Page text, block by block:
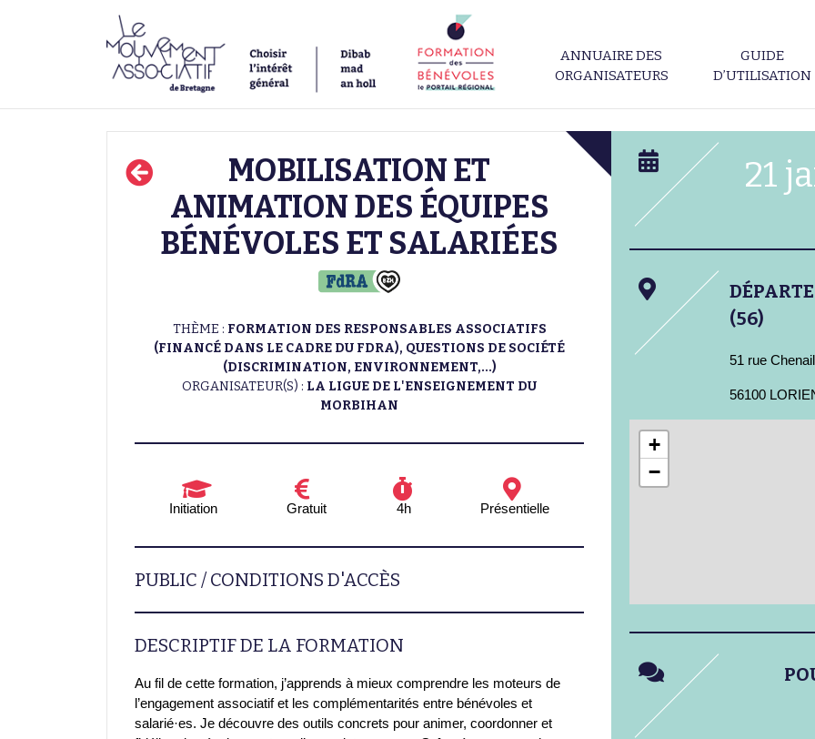
ANNUAIRE DES
ORGANISATEURS
GUIDE
D’UTILISATION
MOBILISATION ET
ANIMATION DES ÉQUIPES
BÉNÉVOLES ET SALARIÉES
THÈME : FORMATION DES RESPONSABLES ASSOCIATIFS
(FINANCÉ DANS LE CADRE DU FDRA), QUESTIONS DE SOCIÉTÉ
(DISCRIMINATION, ENVIRONNEMENT,...)
ORGANISATEUR(S) : LA LIGUE DE L'ENSEIGNEMENT DU
MORBIHAN
Initiation Gratuit 4h Présentielle
PUBLIC / CONDITIONS D'ACCÈS
DESCRIPTIF DE LA FORMATION
Au fil de cette formation, j’apprends à mieux comprendre les moteurs de
l’engagement associatif et les complémentarités entre bénévoles et
salarié·es. Je découvre des outils concrets pour animer, coordonner et
21
(56)
51 rue
56100
+
−